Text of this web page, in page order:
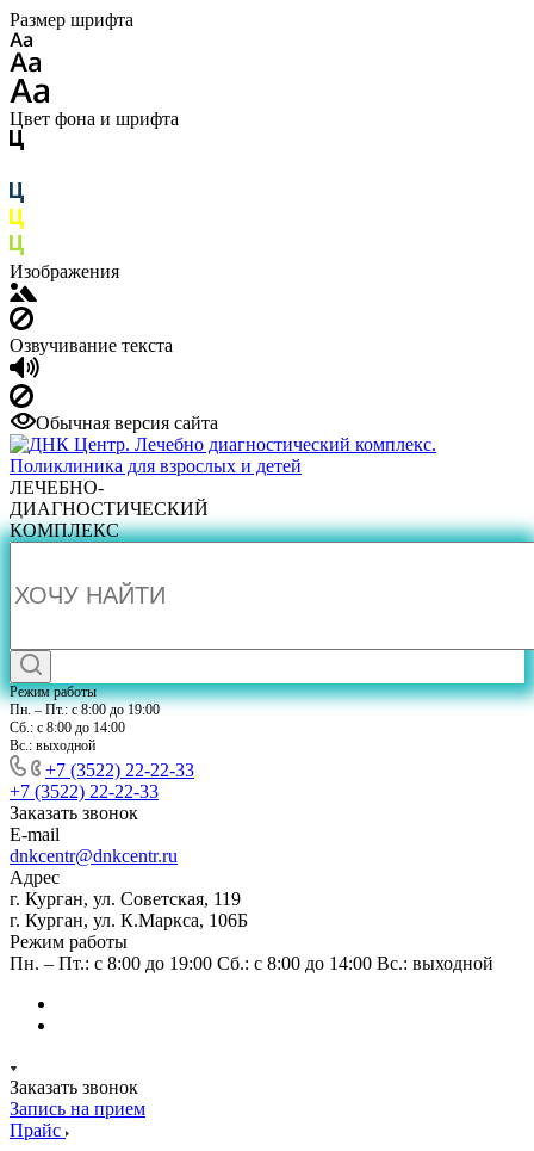
Размер шрифта
Цвет фона и шрифта
Изображения
Озвучивание текста
Обычная версия сайта
ЛЕЧЕБНО-
ДИАГНОСТИЧЕСКИЙ
КОМПЛЕКС
Режим работы
Пн. – Пт.: с 8:00 до 19:00
Сб.: с 8:00 до 14:00
Вс.: выходной
+7 (3522) 22-22-33
+7 (3522) 22-22-33
Заказать звонок
E-mail
dnkcentr@dnkcentr.ru
Адрес
г. Курган, ул. Советская, 119
г. Курган, ул. К.Маркса, 106Б
Режим работы
Пн. – Пт.: с 8:00 до 19:00 Сб.: с 8:00 до 14:00 Вс.: выходной
Заказать звонок
Запись на прием
Прайс